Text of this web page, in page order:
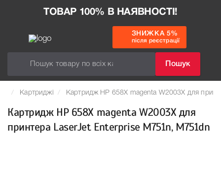
ТОВАР 100% В НАЯВНОСТІ!
Пошук
ЗНИЖКА 5%
після реєстрації
Картриджі Картридж HP 658X magenta W2003X для
Картридж HP 658X magenta W2003X для
принтера LaserJet Enterprise M751n, M751dn